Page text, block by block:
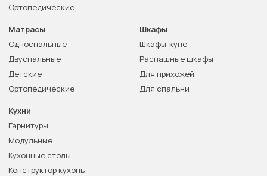
Ортопедические
Матрасы
Односпальные
Двуспальные
Детские
Ортопедические
Шкафы
Шкафы-купе
Распашные шкафы
Для прихожей
Для спальни
Кухни
Гарнитуры
Модульные
Кухонные столы
Конструктор кухонь